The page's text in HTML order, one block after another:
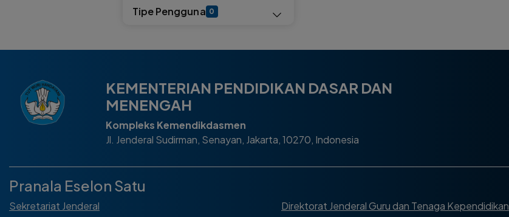
Tipe Pengguna 0
KEMENTERIAN PENDIDIKAN DASAR DAN
MENENGAH
Kompleks Kemendikdasmen
Jl. Jenderal Sudirman, Senayan, Jakarta, 10270, Indonesia
Pranala Eselon Satu
Sekretariat Jenderal
Direktorat Jenderal Guru dan Tenaga Kependidikan